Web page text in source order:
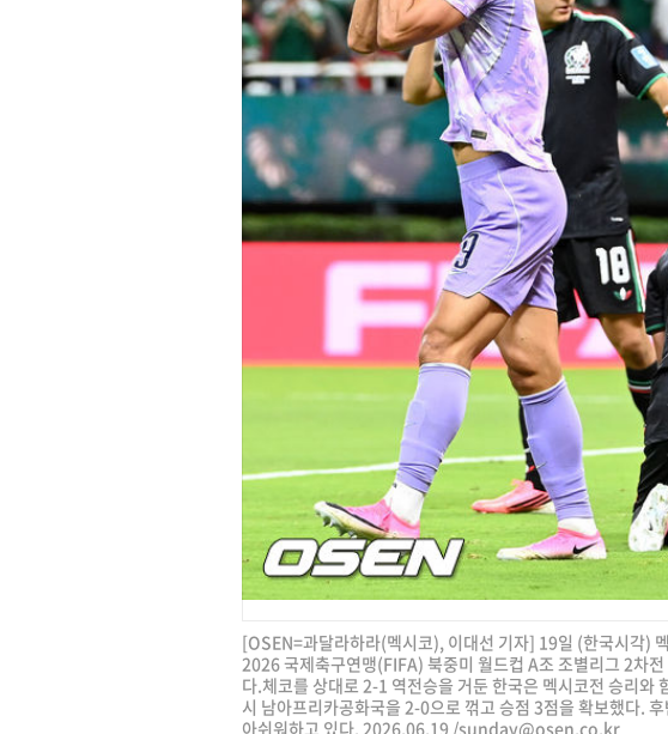
[OSEN=과달라하라(멕시코), 이대선 기자] 19일 (한국시각)
2026 국제축구연맹(FIFA) 북중미 월드컵 A조 조별리그 2차
다.체코를 상대로 2-1 역전승을 거둔 한국은 멕시코전 승리와
시 남아프리카공화국을 2-0으로 꺾고 승점 3점을 확보했다.
아쉬워하고 있다. 2026.06.19 /sunday@osen.co.kr